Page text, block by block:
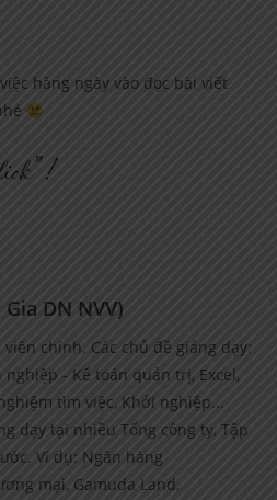
hàng ngày vào đọc bài viết
DN NVV)
chính. Các chủ đề giảng dạy:
- Kế toán quản trị, Excel,
tìm việc, Khởi nghiệp...
dạy tại nhiều Tổng công ty, Tập
Ví dụ: Ngân hàng
mại, Gamuda Land,